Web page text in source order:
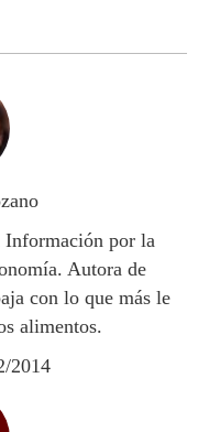
Información por la
Autora de
con lo que más le
alimentos.
2014